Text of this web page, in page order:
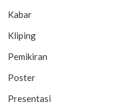
Kabar
Kliping
Pemikiran
Poster
Presentasi